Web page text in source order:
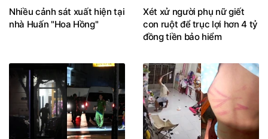
Nhiều cảnh sát xuất hiện tại
nhà Huấn "Hoa Hồng"
Xét xử người phụ nữ giết
con ruột để trục lợi hơn 4 tỷ
đồng tiền bảo hiểm